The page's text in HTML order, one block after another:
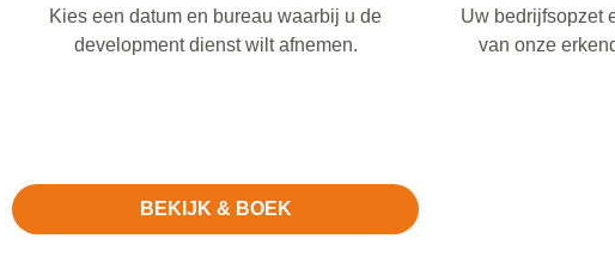
Kies een datum en bureau waarbij u de
development dienst wilt afnemen.
Uw bedrijfsopzet
van onze
BEKIJK & BOEK